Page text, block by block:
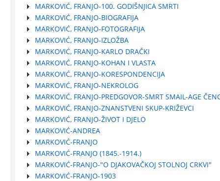
MARKOVIĆ, FRANJO-100. GODIŠNJICA SMRTI
MARKOVIĆ, FRANJO-BIOGRAFIJA
MARKOVIĆ, FRANJO-FOTOGRAFIJA
MARKOVIĆ, FRANJO-IZLOŽBA
MARKOVIĆ, FRANJO-KARLO DRAČKI
MARKOVIĆ, FRANJO-KOHAN I VLASTA
MARKOVIĆ, FRANJO-KORESPONDENCIJA
MARKOVIĆ, FRANJO-NEKROLOG
MARKOVIĆ, FRANJO-PREDGOVOR-SMRT SMAIL-AGE
MARKOVIĆ, FRANJO-ZNANSTVENI SKUP-KRIŽEVCI
MARKOVIĆ, FRANJO-ŽIVOT I DJELO
MARKOVIĆ-ANDREA
MARKOVIĆ-FRANJO
MARKOVIĆ-FRANJO (1845.-1914.)
MARKOVIĆ-FRANJO-"O DJAKOVAČKOJ STOLNOJ CRKVI"
MARKOVIĆ-FRANJO-1903